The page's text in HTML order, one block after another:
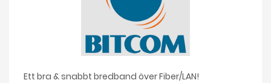
Ett bra & snabbt bredband över Fiber/LAN!